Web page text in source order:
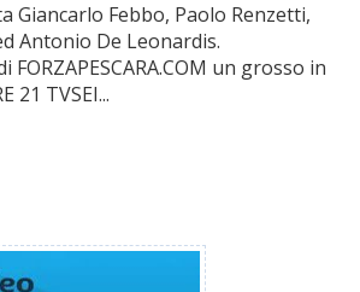
Giancarlo Febbo, Paolo Renzetti,
Antonio De Leonardis.
FORZAPESCARA.COM un grosso in
21 TVSEI...